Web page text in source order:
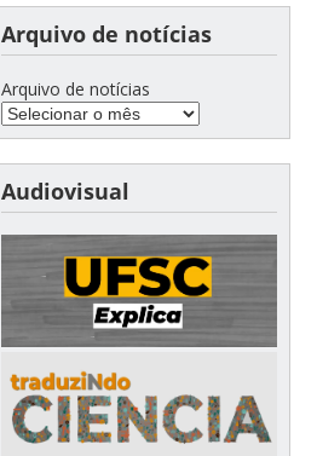
Arquivo de notícias
Arquivo de notícias
Audiovisual